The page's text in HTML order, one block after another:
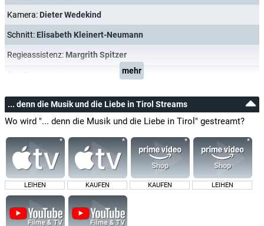
Kamera: Dieter Wedekind
Schnitt: Elisabeth Kleinert-Neumann
Regieassistenz: Margrith Spitzer
mehr
... denn die Musik und die Liebe in Tirol Streams
Wo wird "... denn die Musik und die Liebe in Tirol" gestreamt?
LEIHEN KAUFEN KAUFEN LEIHEN